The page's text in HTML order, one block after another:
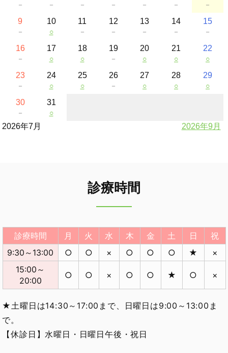
－ － － － － － －
9
－
10
○
11
－
12
－
13
－
14
－
15
－
16
－
17
○
18
○
19
－
20
○
21
○
22
○
23
－
24
○
25
○
26
－
27
○
28
○
29
○
30
－
31
○
2026年7月 2026年9月
診療時間
診療時間 月 火 水 木 金 土 日
祝
9:30～13:00
○ ○ × ○ ○ ○ ★
×
15:00～
20:00
○ ○ × ○ ○ ★ ○ ×
★土曜日は14:30～17:00まで、日曜日は9:00～13:00ま
で。
【休診日】水曜日・日曜日午後・祝日